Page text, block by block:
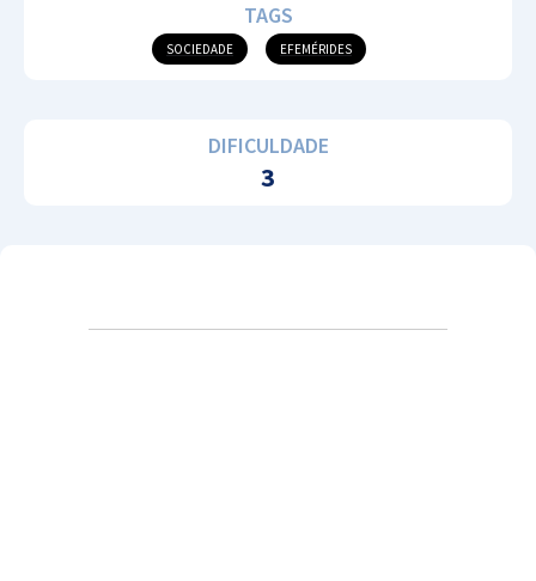
TAGS
SOCIEDADE EFEMÉRIDES
DIFICULDADE
3